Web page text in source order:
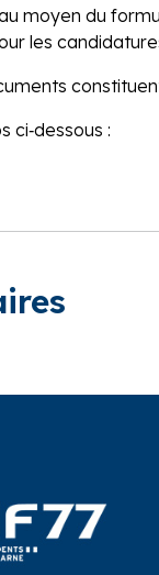
moyen du
les
ci‑dessous :